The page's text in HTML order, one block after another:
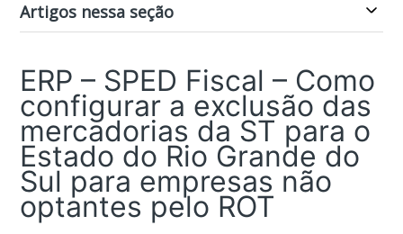
Artigos nessa seção
ERP – SPED Fiscal – Como
configurar a exclusão das
mercadorias da ST para o
Estado do Rio Grande do
Sul para empresas não
optantes pelo ROT